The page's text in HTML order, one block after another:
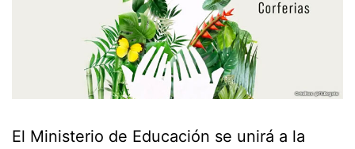
El Ministerio de Educación se unirá a la